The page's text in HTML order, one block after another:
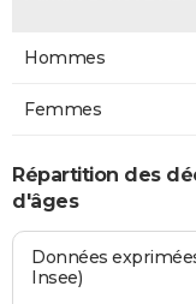
Hommes
Femmes
Répartition des
d'âges
Données
Insee)